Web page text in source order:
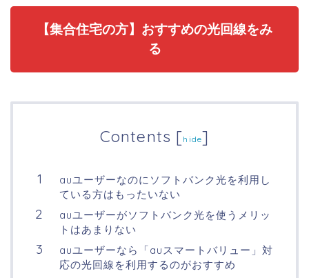
【集合住宅の方】おすすめの光回線をみ
る
Contents [hide]
auユーザーなのにソフトバンク光を利用し
ている方はもったいない
auユーザーがソフトバンク光を使うメリッ
トはあまりない
auユーザーなら「auスマートバリュー」対
応の光回線を利用するのがおすすめ